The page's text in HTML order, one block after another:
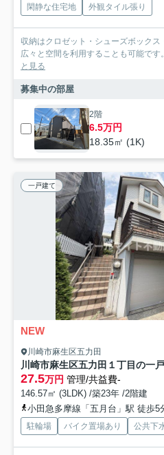
閑静な住宅地 外観タイル張り
収納はクロゼット・シューズボックス
広々と空間を利用することも可能で
と見る
募集中の部屋
2階
6.5万円
18.35㎡ (1K)
一戸建て
NEW
川崎市麻生区五力田
川崎市麻生区五力田１丁目の一
27.5万円 管理/共益費-
146.57㎡ (3LDK) /築23年 /2階建
小田急多摩線「五月台」駅 徒歩5
駐輪場 バイク置場あり 公共下